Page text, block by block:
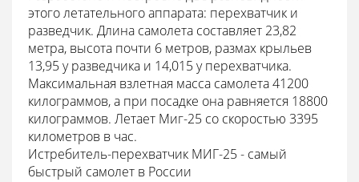
этого летательного аппарата: перехватчик и
разведчик. Длина самолета составляет 23,82
метра, высота почти 6 метров, размах крыльев
13,95 у разведчика и 14,015 у перехватчика.
Максимальная взлетная масса самолета 41200
килограммов, а при посадке она равняется 18800
килограммов. Летает Миг-25 со скоростью 3395
километров в час.
Истребитель-перехватчик МИГ-25 - самый
быстрый самолет в России